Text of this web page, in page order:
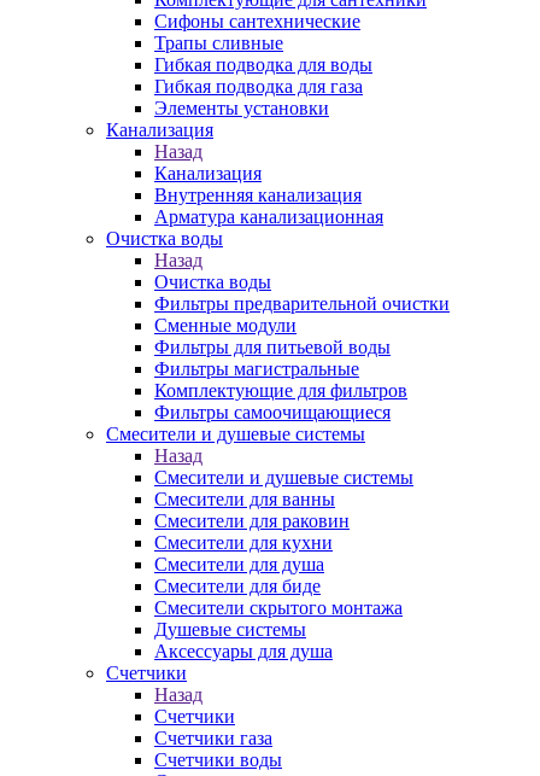
Сифоны сантехнические
Трапы сливные
Гибкая подводка для воды
Гибкая подводка для газа
Элементы установки
Канализация
Назад
Канализация
Внутренняя канализация
Арматура канализационная
Очистка воды
Назад
Очистка воды
Фильтры предварительной очистки
Сменные модули
Фильтры для питьевой воды
Фильтры магистральные
Комплектующие для фильтров
Фильтры самоочищающиеся
Смесители и душевые системы
Назад
Смесители и душевые системы
Смесители для ванны
Смесители для раковин
Смесители для кухни
Смесители для душа
Смесители для биде
Смесители скрытого монтажа
Душевые системы
Аксессуары для душа
Счетчики
Назад
Счетчики
Счетчики газа
Счетчики воды